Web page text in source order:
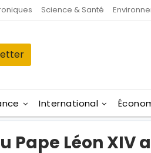
Science & Santé
International
Pape Léon XIV